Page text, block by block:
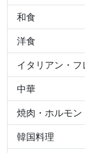
和食
洋食
イタリアン・フ
中華
焼肉・ホルモン
韓国料理